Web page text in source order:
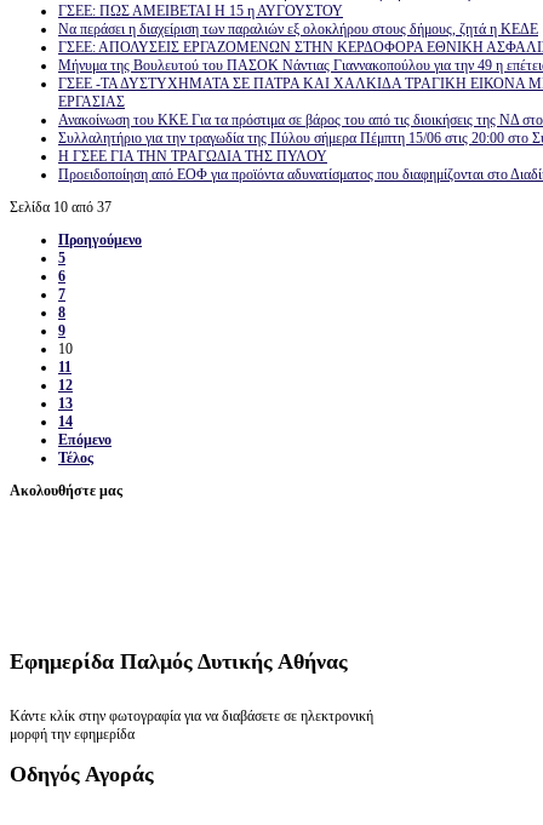
ΓΣΕΕ: ΠΩΣ ΑΜΕΙΒΕΤΑΙ Η 15 η ΑΥΓΟΥΣΤΟΥ
Να περάσει η διαχείριση των παραλιών εξ ολοκλήρου στους δήμους, ζητά η ΚΕΔΕ
ΓΣΕΕ: ΑΠΟΛΥΣΕΙΣ ΕΡΓΑΖΟΜΕΝΩΝ ΣΤΗΝ ΚΕΡΔΟΦΟΡΑ ΕΘΝΙΚΗ
Μήνυμα της Βουλευτού του ΠΑΣΟΚ Νάντιας Γιαννακοπούλου για την 49 η
ΓΣΕΕ -ΤΑ ΔΥΣΤΥΧΗΜΑΤΑ ΣΕ ΠΑΤΡΑ ΚΑΙ ΧΑΛΚΙΔΑ ΤΡΑΓΙΚΗ ΕΙΚΟΝΑ
ΕΡΓΑΣΙΑΣ
Ανακοίνωση του ΚΚΕ Για τα πρόστιμα σε βάρος του από τις διοικήσεις της ΝΔ
Συλλαλητήριο για την τραγωδία της Πύλου σήμερα Πέμπτη 15/06 στις 20:00 στο
Η ΓΣΕΕ ΓΙΑ ΤΗΝ ΤΡΑΓΩΔΙΑ ΤΗΣ ΠΥΛΟΥ
Προειδοποίηση από ΕΟΦ για προϊόντα αδυνατίσματος που διαφημίζονται στο
Σελίδα 10 από 37
Προηγούμενο
5
6
7
8
9
10
11
12
13
14
Επόμενο
Τέλος
Ακολουθήστε μας
Εφημερίδα Παλμός Δυτικής Αθήνας
Κάντε κλίκ στην φωτογραφία για να διαβάσετε σε ηλεκτρονική
μορφή την εφημερίδα
Οδηγός Αγοράς